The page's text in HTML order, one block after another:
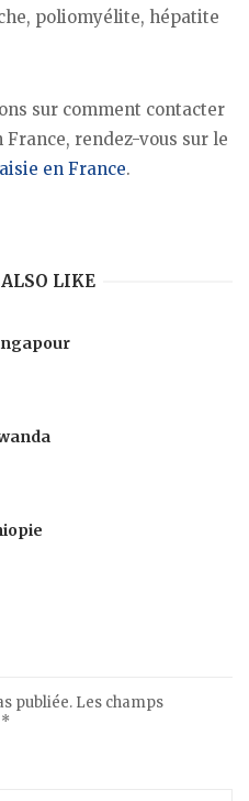
poliomyélite, hépatite
sur comment contacter
France, rendez-vous sur le
en France.
LIKE
publiée. Les champs
*